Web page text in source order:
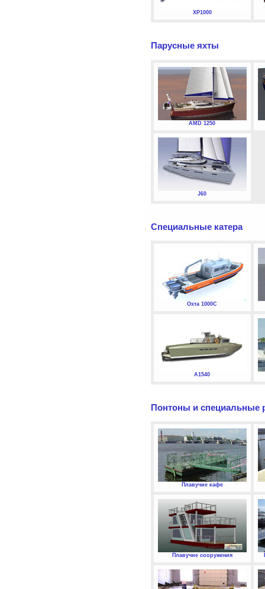
XP1000
Парусные яхты
AMD 1250
J60
Специальные катера
Охта 1000С
А1540
Понтоны и специальные
Плавучие кафе
Плавучие сооружения